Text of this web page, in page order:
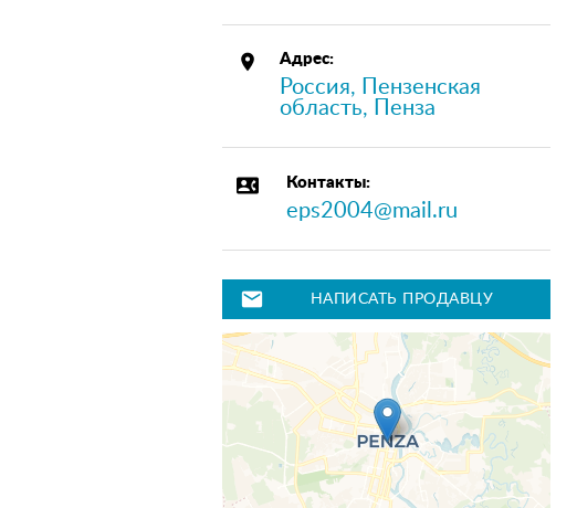
place Адрес:
Россия, Пензенская
область, Пенза
contact_phone Контакты:
eps2004@mail.ru
mail НАПИСАТЬ ПРОДАВЦУ